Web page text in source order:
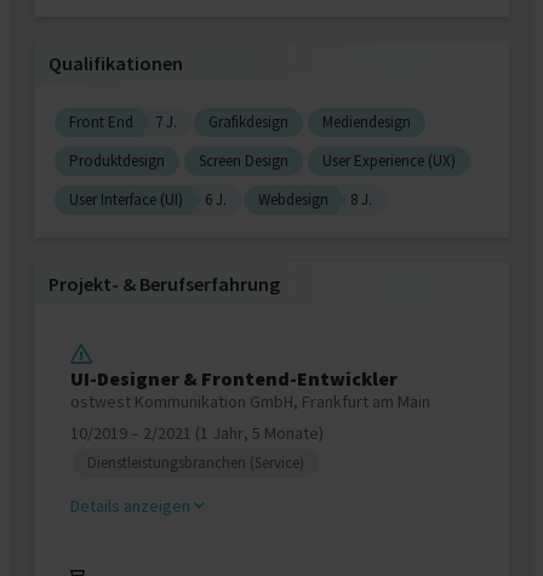
Qualifikationen
Front End 7 J. Grafikdesign
Mediendesign
Produktdesign
Screen Design
User Experience (UX)
User Interface (UI)
6 J. Webdesign 8 J.
Projekt‐ & Berufserfahrung
UI-Designer & Frontend-Entwickler
ostwest Kommunikation GmbH, Frankfurt am Main
10/2019 – 2/2021 (1 Jahr, 5 Monate)
Dienstleistungsbranchen (Service)
Details anzeigen